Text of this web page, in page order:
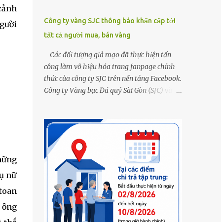
nữ
Công ty vàng SJC thông báo khẩn cấp tới
tất cả người mua, bán vàng
Các đối tượng giả mạo đã thực hiện tấn
công làm vô hiệu hóa trang fanpage chính
thức của công ty SJC trên nền tảng Facebook.
Công ty Vàng bạc Đá quý Sài Gòn (SJC) vừa
fanpage chính thức của công ty SJC trên nền
tảng Facebook (đường link page
www.facebook.com/sjcsaigon). Trước đó,
công ty liên tục ghi nhận và cảnh báo đến
khách hàng việc các đối tượng xấu giả mạo
Fanpage của SJC trên nền tảng Facebook
nhằm mục đích lừa đảo, trục lợi. Để bảo đảm
an toàn tài sản cho khách hàng, công ty SJC